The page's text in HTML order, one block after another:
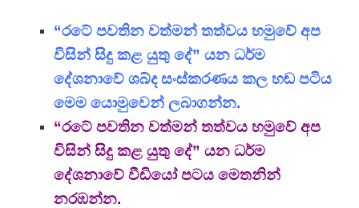
“රටේ පවතින වත්මන් තත්වය හමුවේ අප
විසින් සිදු කළ යුතු දේ” යන ධර්ම
දේශනාවේ ශබ්ද සංස්කරණය කල හඬ පටිය
මෙම යොමුවෙන් ලබාගන්න.
“රටේ පවතින වත්මන් තත්වය හමුවේ අප
විසින් සිදු කළ යුතු දේ” යන ධර්ම
දේශනාවේ වීඩියෝ පටය මෙතනින්
නරඹන්න.